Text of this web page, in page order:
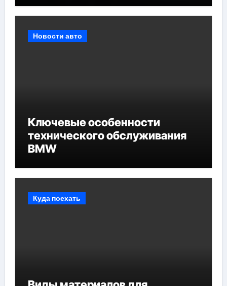
Новости авто
Ключевые особенности
технического обслуживания
BMW
Куда поехать